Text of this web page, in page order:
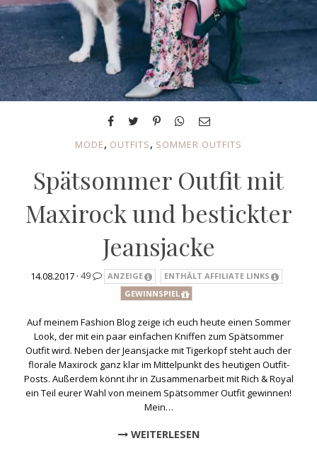
MODE, OUTFITS, SOMMER OUTFITS
Spätsommer Outfit mit
Maxirock und bestickter
Jeansjacke
14.08.2017 · 49 ANZEIGE
ENTHÄLT AFFILIATE LINKS
GEWINNSPIEL
Auf meinem Fashion Blog zeige ich euch heute einen Sommer
Look, der mit ein paar einfachen Kniffen zum Spätsommer
Outfit wird. Neben der Jeansjacke mit Tigerkopf steht auch der
florale Maxirock ganz klar im Mittelpunkt des heutigen Outfit-
Posts. Außerdem könnt ihr in Zusammenarbeit mit Rich & Royal
ein Teil eurer Wahl von meinem Spätsommer Outfit gewinnen!
Mein…
WEITERLESEN